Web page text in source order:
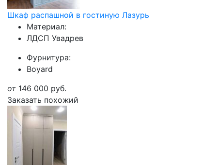
Шкаф распашной в гостиную Лазурь
Материал:
ЛДСП Увадрев
Фурнитура:
Boyard
от 146 000 руб.
Заказать похожий